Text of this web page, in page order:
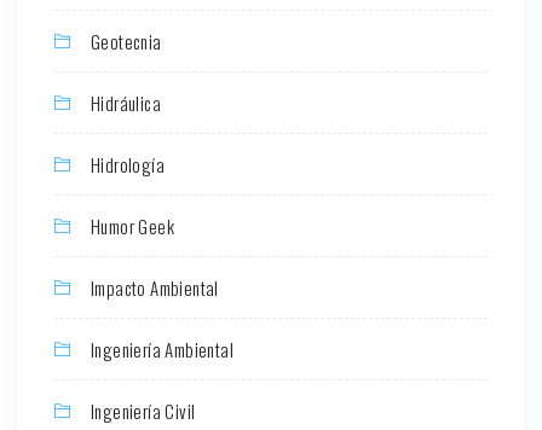
Geotecnia
Hidráulica
Hidrología
Humor Geek
Impacto Ambiental
Ingeniería Ambiental
Ingeniería Civil